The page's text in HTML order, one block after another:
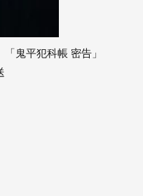
鬼平犯科帳 密告」